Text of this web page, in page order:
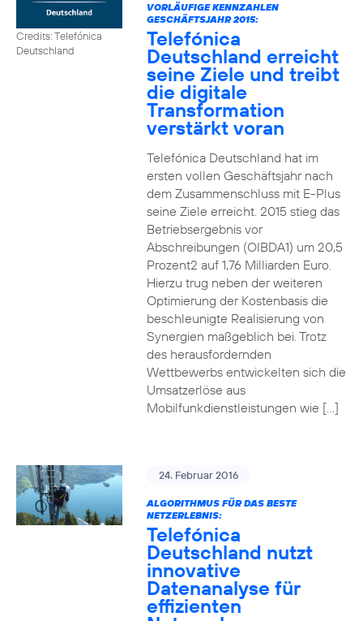
Credits: Telefónica
Deutschland
VORLÄUFIGE KENNZAHLEN
GESCHÄFTSJAHR 2015:
Telefónica
Deutschland erreicht
seine Ziele und treibt
die digitale
Transformation
verstärkt voran
Telefónica Deutschland hat im
ersten vollen Geschäftsjahr nach
dem Zusammenschluss mit E-Plus
seine Ziele erreicht. 2015 stieg das
Betriebsergebnis vor
Abschreibungen (OIBDA1) um 20,5
Prozent2 auf 1,76 Milliarden Euro.
Hierzu trug neben der weiteren
Optimierung der Kostenbasis die
beschleunigte Realisierung von
Synergien maßgeblich bei. Trotz
des herausfordernden
Wettbewerbs entwickelten sich die
Umsatzerlöse aus
Mobilfunkdienstleistungen wie […]
24. Februar 2016
ALGORITHMUS FÜR DAS BESTE
NETZERLEBNIS:
Telefónica
Deutschland nutzt
innovative
Datenanalyse für
effizienten